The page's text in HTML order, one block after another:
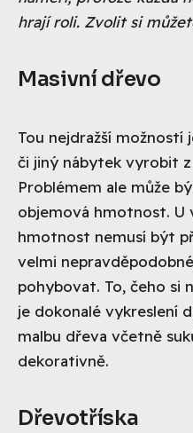
hrají roli. Zvolit si
Masivní dřevo
Tou nejdražší možností
či jiný nábytek vyrobit
Problémem ale může
objemová hmotnost. U
hmotnost nemusí být
velmi
pohybovat. To, čeho si
je dokonalé vykreslení
malbu dřeva včetně
dekorativně.
Dřevotříska